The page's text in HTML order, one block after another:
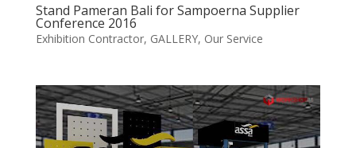
Stand Pameran Bali for Sampoerna Supplier
Conference 2016
Exhibition Contractor, GALLERY, Our Service